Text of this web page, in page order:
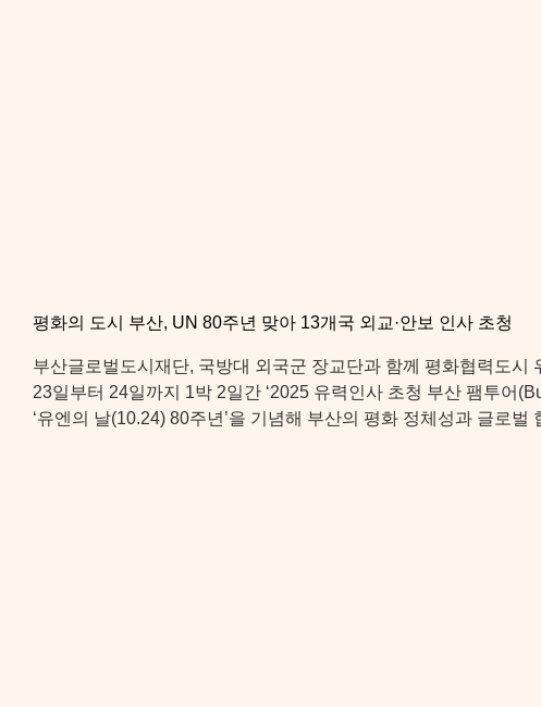
평화의 도시 부산, UN 80주년 맞아 13개국 외교·안보 인사 초청
부산글로벌도시재단, 국방대 외국군 장교단과 함께 평화협력도시
23일부터 24일까지 1박 2일간 ‘2025 유력인사 초청 부산 팸투어
‘유엔의 날(10.24) 80주년’을 기념해 부산의 평화 정체성과 글로